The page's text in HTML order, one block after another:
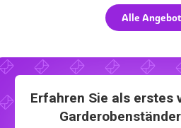
Alle
Erfahren Sie als erstes